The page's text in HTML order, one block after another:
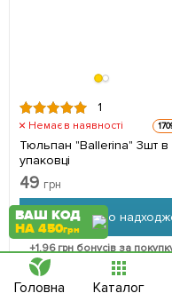
1
Немає в наявності
Тюльпан "Ballerina" 3шт в
упаковці
49 грн
Повідомити про
+1.96грн бонусів за
ВАШ КОД
НА 450грн
Головна Каталог